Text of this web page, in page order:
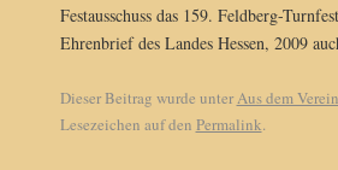
Festausschuss das 159. Feldberg-
Ehrenbrief des Landes Hessen, 2009
Dieser Beitrag wurde unterAus dem
Lesezeichen auf den Permalink.